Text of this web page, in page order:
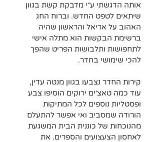
אותה הדגשתי ע״י מדבקת קשת בגוון
שיתאים לטפט החדש. וברוח החג
האהוב על אריאל והראשון שהיה
ברשימת הבקשות הוא מתלה אישי
לתחפושות ותלבושות הפריט שהפך
להכי שימושי בחדר.
קירות החדר נצבעו בגוון מנטה עדין,
עוד כמה טאצ׳ים ירוקים הוסיפו צבע
ופסטליות נוספים לכל המתיקות
הורודה שמסביב ואי אפשר להתעלם
מהנוכחות של כוננית הבית המשגעת
לאחסון הצעצועים והספרים. את